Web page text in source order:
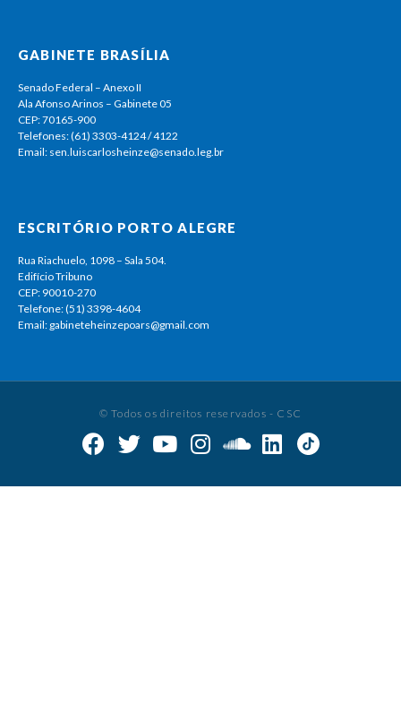
GABINETE BRASÍLIA
Senado Federal – Anexo II
Ala Afonso Arinos – Gabinete 05
CEP: 70165-900
Telefones: (61) 3303-4124 / 4122
Email: sen.luiscarlosheinze@senado.leg.br
ESCRITÓRIO PORTO ALEGRE
Rua Riachuelo, 1098 – Sala 504.
Edifício Tribuno
CEP: 90010-270
Telefone: (51) 3398-4604
Email: gabineteheinzepoars@gmail.com
© Todos os direitos reservados - CSC